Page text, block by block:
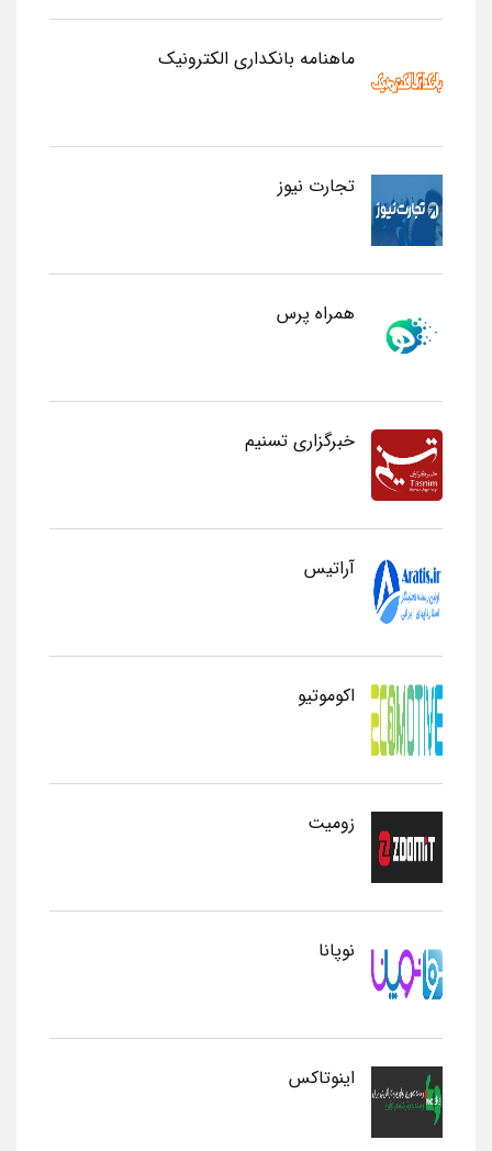
ماهنامه بانکداری الکترونیک
تجارت نیوز
همراه پرس
خبرگزاری تسنیم
آراتیس
اکوموتیو
زومیت
نوپانا
اینوتاکس